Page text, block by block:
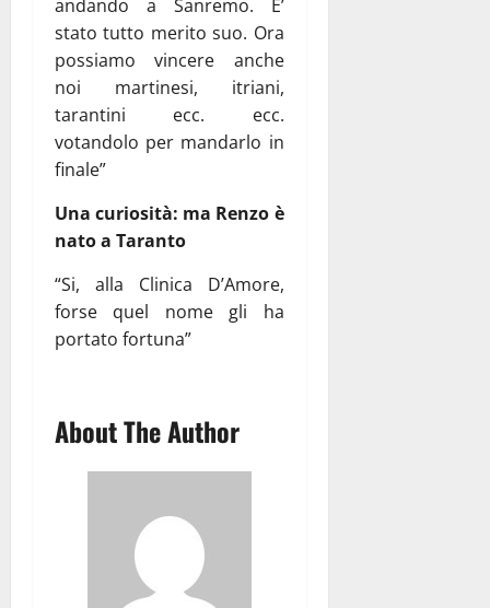
andando a Sanremo. E’
stato tutto merito suo. Ora
possiamo vincere anche
noi martinesi, itriani,
tarantini ecc. ecc.
votandolo per mandarlo in
finale”
Una curiosità: ma Renzo è
nato a Taranto
“Si, alla Clinica D’Amore,
forse quel nome gli ha
portato fortuna”
About The Author